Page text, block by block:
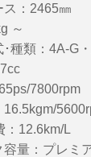
ス：2465㎜
～
種類：4A-G
7800rpm
：12.6km/L
量：プレミ